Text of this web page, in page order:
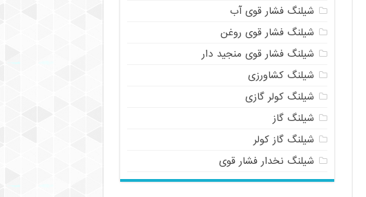
شیلنگ فشار قوی آب
شیلنگ فشار قوی روغن
شیلنگ فشار قوی منجید دار
شیلنگ کشاورزی
شیلنگ کولر گازی
شیلنگ گاز
شیلنگ گاز کولر
شیلنگ نخدار فشار قوی